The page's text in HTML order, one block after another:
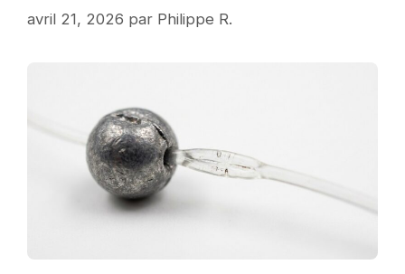
avril 21, 2026 par Philippe R.